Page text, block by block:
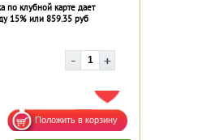
по клубной карте дает
15% или 859.35 руб
ДОБАВИТЬ В ИЗБРАННОЕ